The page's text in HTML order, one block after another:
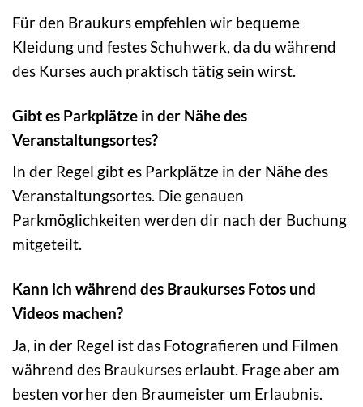
Für den Braukurs empfehlen wir bequeme
Kleidung und festes Schuhwerk, da du während
des Kurses auch praktisch tätig sein wirst.
Gibt es Parkplätze in der Nähe des
Veranstaltungsortes?
In der Regel gibt es Parkplätze in der Nähe des
Veranstaltungsortes. Die genauen
Parkmöglichkeiten werden dir nach der Buchung
mitgeteilt.
Kann ich während des Braukurses Fotos und
Videos machen?
Ja, in der Regel ist das Fotografieren und Filmen
während des Braukurses erlaubt. Frage aber am
besten vorher den Braumeister um Erlaubnis.